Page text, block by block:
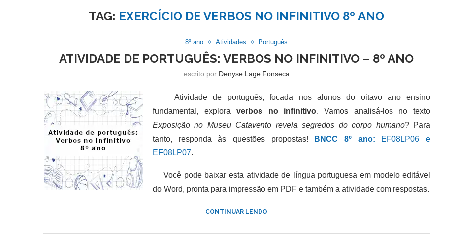
TAG: EXERCÍCIO DE VERBOS NO INFINITIVO 8º ANO
8º ano Atividades Português
ATIVIDADE DE PORTUGUÊS: VERBOS NO INFINITIVO – 8º ANO
escrito por Denyse Lage Fonseca
Atividade de português, focada nos alunos do oitavo ano ensino
fundamental, exploraverbos no infinitivo. Vamos analisá-los no texto
Exposição no Museu Catavento revela segredos do corpo humano? Para
tanto, responda às questões propostas!
BNCC 8º ano: EF08LP06 e
EF08LP07.
Você pode baixar esta atividade de língua portuguesa em modelo editável
do Word, pronta para impressão em PDF e também a atividade com respostas.
CONTINUAR LENDO